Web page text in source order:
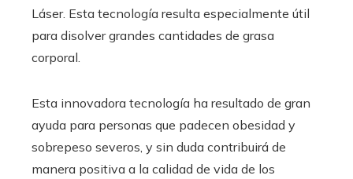
Láser. Esta tecnología resulta especialmente útil
para disolver grandes cantidades de grasa
corporal.
Esta innovadora tecnología ha resultado de gran
ayuda para personas que padecen obesidad y
sobrepeso severos, y sin duda contribuirá de
manera positiva a la calidad de vida de los